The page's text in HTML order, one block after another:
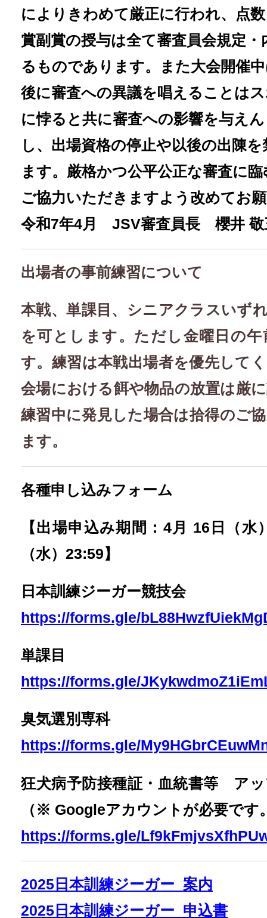
によりきわめて厳正に行われ、
点
賞副賞の授与は全て審査員会規定・
るものであります。また大会開催
後に審査への異議を唱えることは
に悖ると共に審査への影響を与え
し、 出場資格の停止や以後の出陳
ます。 厳格かつ公平公正な審査に
ご協力いただきますよう改めてお
令和7年4月 JSV審査員長 櫻井 敬
出場者の事前練習について
本戦、単課目、シニアクラスいず
を可とします。ただし金曜日の
す。練習は本戦出場者を優先して
会場における餌や物品の放置は厳
練習中に発見した場合は拾得のご
ます。
各種申し込みフォーム
【出場申込み期間：4月 16日（水
（水）23:59】
日本訓練ジーガー競技会
https://forms.gle/
単課目
https://forms.gle/
臭気選別専科
https://forms.gle/
狂犬病予防接種証・血統書等 ア
（※ Googleアカウントが必要です
https://forms.gle/
2025日本訓練ジーガー_案内
2025日本訓練ジーガー_申込書